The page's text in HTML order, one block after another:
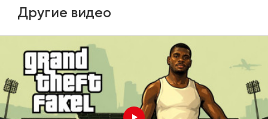
Другие видео